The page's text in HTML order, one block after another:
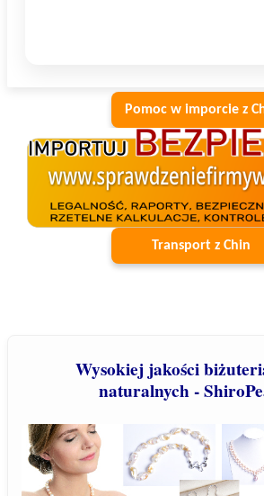
Pomoc w imporcie z
Transport z Chin
Wysokiej jakości
naturalnych -